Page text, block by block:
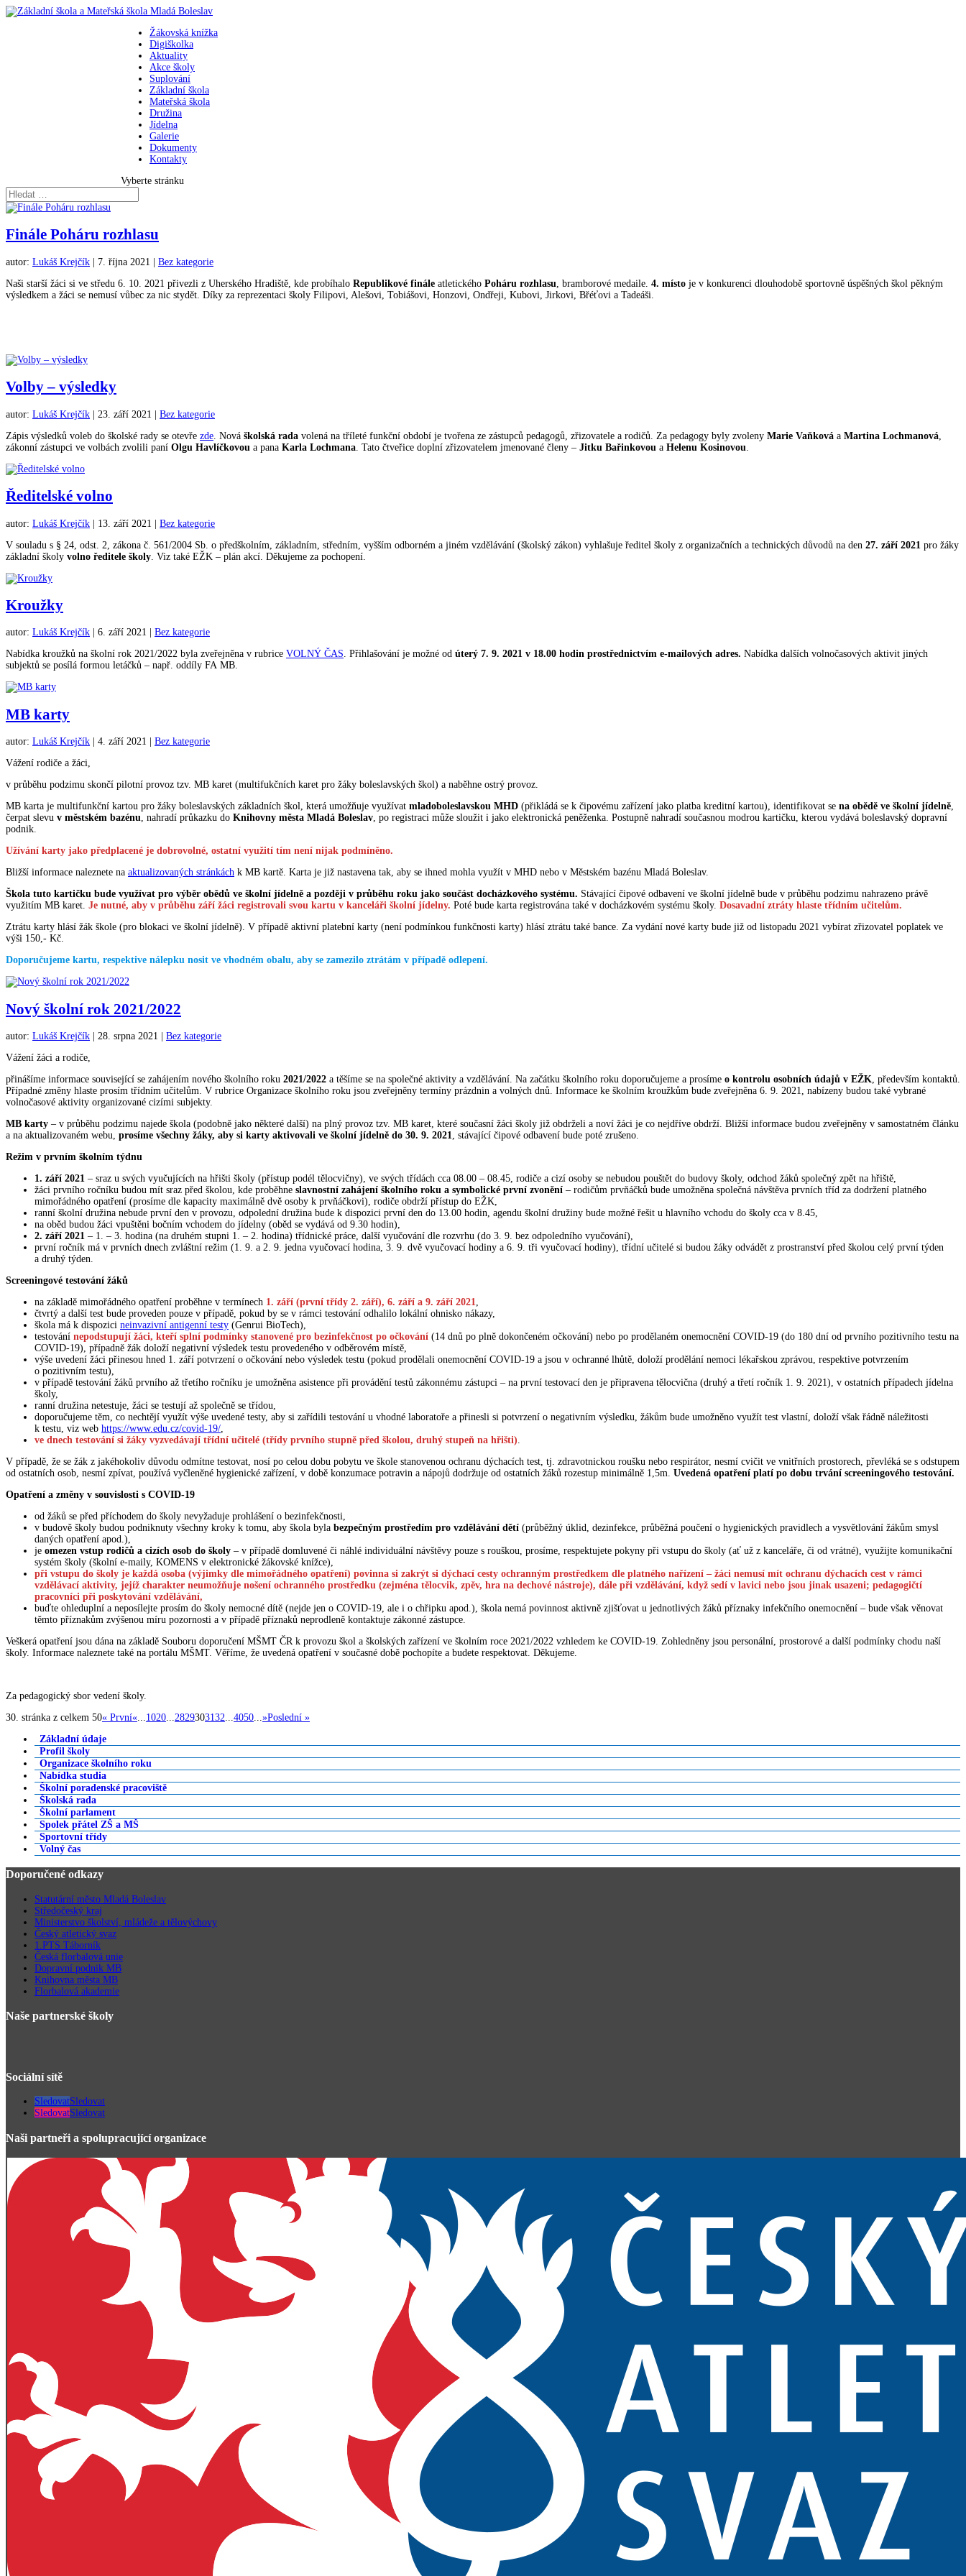
Žákovská knížka
Digiškolka
Aktuality
Akce školy
Suplování
Základní škola
Mateřská škola
Družina
Jídelna
Galerie
Dokumenty
Kontakty
Vyberte stránku
Finále Poháru rozhlasu
autor: Lukáš Krejčík 7. října 2021
Bez kategorie
Naši starší žáci si ve středu 6. 10. 2021 přivezli z Uherského Hradiště, kde probíhalo Republikové finále atletického Poháru rozhlasu , bramborové medaile. 4. místo je v konkurenci dlouhodobě sportovně úspěšných škol pěkným
výsledkem a žáci se nemusí vůbec za nic stydět. Díky za reprezentaci školy Filipovi, Alešovi, Tobiášovi, Honzovi, Ondřeji, Kubovi, Jirkovi, Břéťovi a Tadeáši.
Volby – výsledky
autor: Lukáš Krejčík | 23. září 2021 | Bez kategorie
Zápis výsledků voleb do školské rady se otevře zde . Nová školská rada volená na tříleté funkční období je tvořena ze zástupců pedagogů, zřizovatele a rodičů. Za pedagogy byly zvoleny Marie Vaňková a Martina Lochmanová
zákonní zástupci ve volbách zvolili paní Olgu Havlíčkovou a pana Karla Lochmana . Tato čtveřice doplní zřizovatelem jmenované členy – Jitku Bařinkovou a Helenu Kosinovou
Ředitelské volno
autor: Lukáš Krejčík | 13. září 2021 | Bez kategorie
V souladu s § 24, odst. 2, zákona č. 561/2004 Sb. o předškolním, základním, středním, vyšším odborném a jiném vzdělávání (školský zákon) vyhlašuje ředitel školy z organizačních a technických důvodů na den 27. září 2021 pro žáky
základní školy volno ředitele školy . Viz také EŽK – plán akcí. Děkujeme za pochopení.
Kroužky
autor: Lukáš Krejčík 6. září 2021
Bez kategorie
Nabídka kroužků na školní rok 2021/2022 byla zveřejněna v rubrice VOLNÝ ČAS. Přihlašování je možné od úterý 7. 9. 2021 v 18.00 hodin prostřednictvím e-mailových adres. Nabídka dalších volnočasových aktivit jiných
subjektů se posílá formou letáčků – např. oddíly FA MB.
MB karty
autor: Lukáš Krejčík 4. září 2021
Bez kategorie
Vážení rodiče a žáci,
v průběhu podzimu skončí pilotní provoz tzv. MB karet (multifukčních karet pro žáky boleslavských škol) a naběhne ostrý provoz.
MB karta je multifunkční kartou pro žáky boleslavských základních škol, která umožňuje využívat mladoboleslavskou MHD (přikládá se k čipovému zařízení jako platba kreditní kartou), identifikovat se na obědě ve školní jídelně,
čerpat slevu v městském bazénu, nahradí průkazku do Knihovny města Mladá Boleslav, po registraci může sloužit i jako elektronická peněženka. Postupně nahradí současnou modrou kartičku, kterou vydává boleslavský dopravní
podnik.
Užívání karty jako předplacené je dobrovolné, ostatní využití tím není nijak podmíněno.
Bližší informace naleznete na aktualizovaných stránkách k MB kartě. Karta je již nastavena tak, aby se ihned mohla využít v MHD nebo v Městském bazénu Mladá Boleslav.
Škola tuto kartičku bude využívat pro výběr obědů ve školní jídelně a později v průběhu roku jako součást docházkového systému. Stávající čipové odbavení ve školní jídelně bude v průběhu podzimu nahrazeno právě
využitím MB karet. Je nutné, aby v průběhu září žáci registrovali svou kartu v kanceláři školní jídelny. Poté bude karta registrována také v docházkovém systému školy. Dosavadní ztráty hlaste třídním učitelům.
Ztrátu karty hlásí žák škole (pro blokaci ve školní jídelně). V případě aktivní platební karty (není podmínkou funkčnosti karty) hlásí ztrátu také bance. Za vydání nové karty bude již od listopadu 2021 vybírat zřizovatel poplatek ve
výši 150,- Kč.
Doporučujeme kartu, respektive nálepku nosit ve vhodném obalu, aby se zamezilo ztrátám v případě odlepení.
Nový školní rok 2021/2022
autor: Lukáš Krejčík 28. srpna 2021
Bez kategorie
Vážení žáci a rodiče,
přinášíme informace související se zahájením nového školního roku 2021/2022 a těšíme se na společné aktivity a vzdělávání. Na začátku školního roku doporučujeme a prosíme o kontrolu osobních údajů v EŽK, především kontaktů.
Případné změny hlaste prosím třídním učitelům. V rubrice Organizace školního roku jsou zveřejněny termíny prázdnin a volných dnů. Informace ke školním kroužkům bude zveřejněna 6. 9. 2021, nabízeny budou také vybrané
volnočasové aktivity organizované cizími subjekty.
MB karty – v průběhu podzimu najede škola (podobně jako některé další) na plný provoz tzv. MB karet, které současní žáci školy již obdrželi a noví žáci je co nejdříve obdrží. Bližší informace budou zveřejněny v samostatném článku
a na aktualizovaném webu, prosíme všechny žáky, aby si karty aktivovali ve školní jídelně do 30. 9. 2021, stávající čipové odbavení bude poté zrušeno.
Režim v prvním školním týdnu
1. září 2021 – sraz u svých vyučujících na hřišti školy (přístup podél tělocvičny), ve svých třídách cca 08.00 – 08.45, rodiče a cizí osoby se nebudou pouštět do budovy školy, odchod žáků společný zpět na hřiště,
žáci prvního ročníku budou mít sraz před školou, kde proběhne slavnostní zahájení školního roku a symbolické první zvonění – rodičům prvňáčků bude umožněna společná návštěva prvních tříd za dodržení platného
mimořádného opatření (prosíme dle kapacity maximálně dvě osoby k prvňáčkovi), rodiče obdrží přístup do EŽK,
ranní školní družina nebude první den v provozu, odpolední družina bude k dispozici první den do 13.00 hodin, agendu školní družiny bude možné řešit u hlavního vchodu do školy cca v 8.45,
na oběd budou žáci vpuštěni bočním vchodem do jídelny (oběd se vydává od 9.30 hodin),
2. září 2021 – 1. – 3. hodina (na druhém stupni 1. – 2. hodina) třídnické práce, další vyučování dle rozvrhu (do 3. 9. bez odpoledního vyučování),
první ročník má v prvních dnech zvláštní režim (1. 9. a 2. 9. jedna vyučovací hodina, 3. 9. dvě vyučovací hodiny a 6. 9. tři vyučovací hodiny), třídní učitelé si budou žáky odvádět z prostranství před školou celý první týden
a druhý týden.
Screeningové testování žáků
na základě mimořádného opatření proběhne v termínech 1. září (první třídy 2. září), 6. září a 9. září 2021,
čtvrtý a další test bude proveden pouze v případě, pokud by se v rámci testování odhalilo lokální ohnisko nákazy,
škola má k dispozici neinvazivní antigenní testy (Genrui BioTech),
testování nepodstupují žáci, kteří splní podmínky stanovené pro bezinfekčnost po očkování (14 dnů po plně dokončeném očkování) nebo po prodělaném onemocnění COVID-19 (do 180 dní od prvního pozitivního testu na
COVID-19), případně žák doloží negativní výsledek testu provedeného v odběrovém místě,
výše uvedení žáci přinesou hned 1. září potvrzení o očkování nebo výsledek testu (pokud prodělali onemocnění COVID-19 a jsou v ochranné lhůtě, doloží prodělání nemoci lékařskou zprávou, respektive potvrzením
o pozitivním testu),
v případě testování žáků prvního až třetího ročníku je umožněna asistence při provádění testů zákonnému zástupci – na první testovací den je připravena tělocvična (druhý a třetí ročník 1. 9. 2021), v ostatních případech jídelna
školy,
ranní družina netestuje, žáci se testují až společně se třídou,
doporučujeme těm, co nechtějí využít výše uvedené testy, aby si zařídili testování u vhodné laboratoře a přinesli si potvrzení o negativním výsledku, žákům bude umožněno využít test vlastní, doloží však řádně náležitosti
k testu, viz web https://www.edu.cz/covid-19/,
ve dnech testování si žáky vyzvedávají třídní učitelé (třídy prvního stupně před školou, druhý stupeň na hřišti).
V případě, že se žák z jakéhokoliv důvodu odmítne testovat, nosí po celou dobu pobytu ve škole stanovenou ochranu dýchacích test, tj. zdravotnickou roušku nebo respirátor, nesmí cvičit ve vnitřních prostorech, převléká se s odstupem
od ostatních osob, nesmí zpívat, používá vyčleněné hygienické zařízení, v době konzumace potravin a nápojů dodržuje od ostatních žáků rozestup minimálně 1,5m. Uvedená opatření platí po dobu trvání screeningového testování.
Opatření a změny v souvislosti s COVID-19
od žáků se před příchodem do školy nevyžaduje prohlášení o bezinfekčnosti,
v budově školy budou podniknuty všechny kroky k tomu, aby škola byla bezpečným prostředím pro vzdělávání dětí (průběžný úklid, dezinfekce, průběžná poučení o hygienických pravidlech a vysvětlování žákům smysl
daných opatření apod.),
je omezen vstup rodičů a cizích osob do školy – v případě domluvené či náhlé individuální návštěvy pouze s rouškou, prosíme, respektujete pokyny při vstupu do školy (ať už z kanceláře, či od vrátné), využijte komunikační
systém školy (školní e-maily, KOMENS v elektronické žákovské knížce),
při vstupu do školy je každá osoba (výjimky dle mimořádného opatření) povinna si zakrýt si dýchací cesty ochranným prostředkem dle platného nařízení – žáci nemusí mít ochranu dýchacích cest v rámci
vzdělávací aktivity, jejíž charakter neumožňuje nošení ochranného prostředku (zejména tělocvik, zpěv, hra na dechové nástroje), dále při vzdělávání, když sedí v lavici nebo jsou jinak usazeni; pedagogičtí
pracovníci při poskytování vzdělávání,
buďte ohleduplní a neposílejte prosím do školy nemocné dítě (nejde jen o COVID-19, ale i o chřipku apod.), škola nemá povinnost aktivně zjišťovat u jednotlivých žáků příznaky infekčního onemocnění – bude však věnovat
těmto příznakům zvýšenou míru pozornosti a v případě příznaků neprodleně kontaktuje zákonné zástupce.
Veškerá opatření jsou dána na základě Souboru doporučení MŠMT ČR k provozu škol a školských zařízení ve školním roce 2021/2022 vzhledem ke COVID-19. Zohledněny jsou personální, prostorové a další podmínky chodu naší
školy. Informace naleznete také na portálu MŠMT. Věříme, že uvedená opatření v současné době pochopíte a budete respektovat. Děkujeme.
Za pedagogický sbor vedení školy.
30. stránka z celkem 50« První«...1020...2829303132...4050...»Poslední »
Základní údaje
Profil školy
Organizace školního roku
Nabídka studia
Školní poradenské pracoviště
Školská rada
Školní parlament
Spolek přátel ZŠ a MŠ
Sportovní třídy
Volný čas
Doporučené odkazy
Statutární město Mladá Boleslav
Středočeský kraj
Ministerstvo školství, mládeže a tělovýchovy
Český atletický svaz
1.PTS Táborník
Česká florbalová unie
Dopravní podnik MB
Knihovna města MB
Florbalová akademie
Naše partnerské školy
Sociální sítě
SledovatSledovat
SledovatSledovat
Naši partneři a spolupracující organizace